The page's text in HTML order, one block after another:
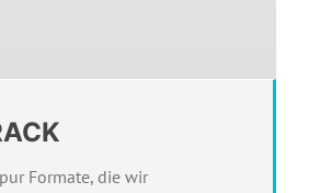
Formate, die wir